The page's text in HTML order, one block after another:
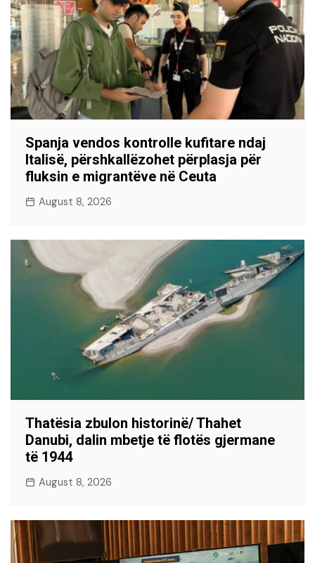
Spanja vendos kontrolle kufitare ndaj
Italisë, përshkallëzohet përplasja për
fluksin e migrantëve në Ceuta
August 8, 2026
Thatësia zbulon historinë/ Thahet
Danubi, dalin mbetje të flotës gjermane
të 1944
August 8, 2026